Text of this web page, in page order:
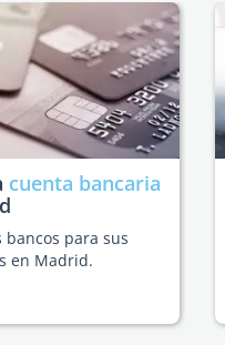
cuenta bancaria
bancos para sus
en Madrid.